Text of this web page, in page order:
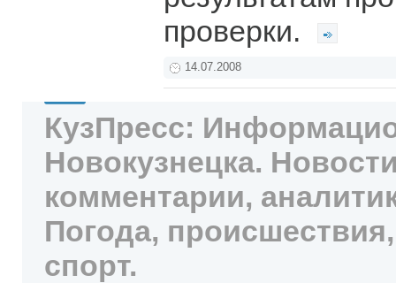
проверки.
14.07.2008
КузПресс:
Новокузнецка.
комментарии,
Погода,
спорт.